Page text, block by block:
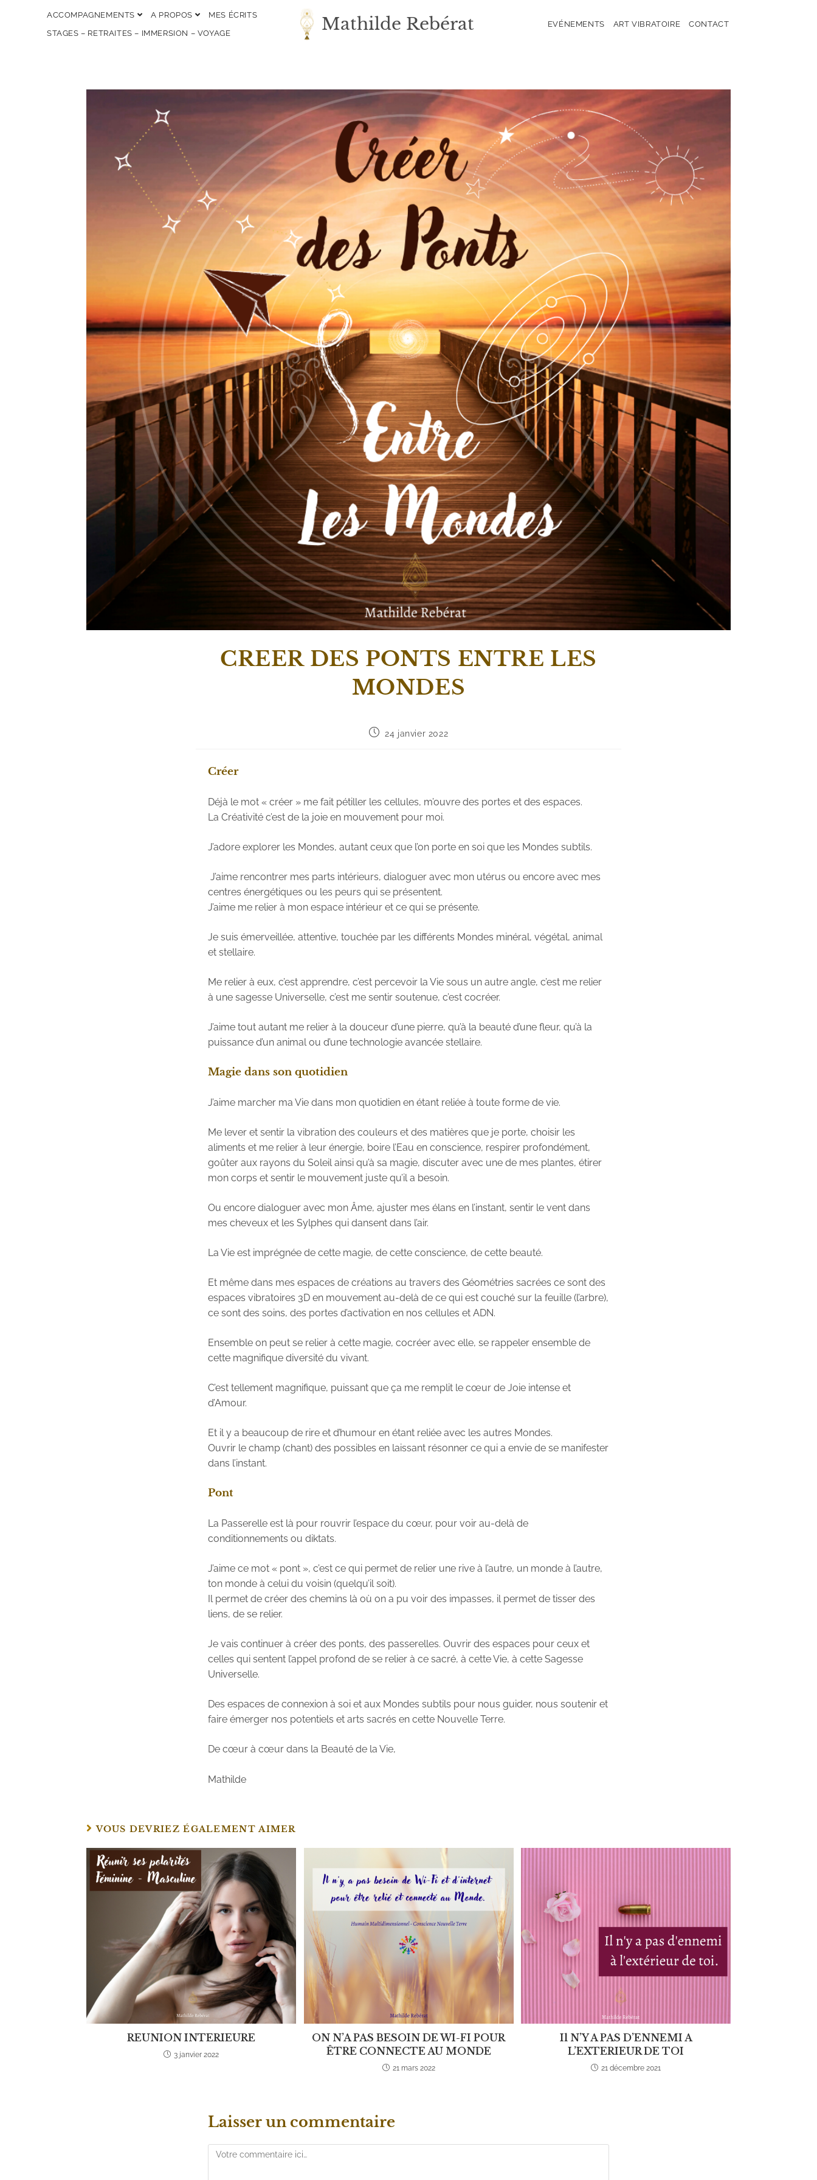
ACCOMPAGNEMENTS A PROPOS
MES ÉCRITS
STAGES – RETRAITES – IMMERSION – VOYAGE
Mathilde Rebérat EVÉNEMENTS ART VIBRATOIRE CONTACT
CREER DES PONTS ENTRE LES
MONDES
24 janvier 2022
Créer
Déjà le mot « créer » me fait pétiller les cellules, m’ouvre des portes et des espaces.
La Créativité c’est de la joie en mouvement pour moi.
J’adore explorer les Mondes, autant ceux que l’on porte en soi que les Mondes subtils.
J’aime rencontrer mes parts intérieurs, dialoguer avec mon utérus ou encore avec mes
centres énergétiques ou les peurs qui se présentent.
J’aime me relier à mon espace intérieur et ce qui se présente.
Je suis émerveillée, attentive, touchée par les différents Mondes minéral, végétal, animal
et stellaire.
Me relier à eux, c’est apprendre, c’est percevoir la Vie sous un autre angle, c’est me relier
à une sagesse Universelle, c’est me sentir soutenue, c’est cocréer.
J’aime tout autant me relier à la douceur d’une pierre, qu’à la beauté d’une fleur, qu’à la
puissance d’un animal ou d’une technologie avancée stellaire.
Magie dans son quotidien
J’aime marcher ma Vie dans mon quotidien en étant reliée à toute forme de vie.
Me lever et sentir la vibration des couleurs et des matières que je porte, choisir les
aliments et me relier à leur énergie, boire l’Eau en conscience, respirer profondément,
goûter aux rayons du Soleil ainsi qu’à sa magie, discuter avec une de mes plantes, étirer
mon corps et sentir le mouvement juste qu’il a besoin.
Ou encore dialoguer avec mon Âme, ajuster mes élans en l’instant, sentir le vent dans
mes cheveux et les Sylphes qui dansent dans l’air.
La Vie est imprégnée de cette magie, de cette conscience, de cette beauté.
Et même dans mes espaces de créations au travers des Géométries sacrées ce sont des
espaces vibratoires 3D en mouvement au-delà de ce qui est couché sur la feuille (l’arbre),
ce sont des soins, des portes d’activation en nos cellules et ADN.
Ensemble on peut se relier à cette magie, cocréer avec elle, se rappeler ensemble de
cette magnifique diversité du vivant.
C’est tellement magnifique, puissant que ça me remplit le cœur de Joie intense et
d’Amour.
Et il y a beaucoup de rire et d’humour en étant reliée avec les autres Mondes.
Ouvrir le champ (chant) des possibles en laissant résonner ce qui a envie de se manifester
dans l’instant.
Pont
La Passerelle est là pour rouvrir l’espace du cœur, pour voir au-delà de
conditionnements ou diktats.
J’aime ce mot « pont », c’est ce qui permet de relier une rive à l’autre, un monde à l’autre,
ton monde à celui du voisin (quelqu’il soit).
Il permet de créer des chemins là où on a pu voir des impasses, il permet de tisser des
liens, de se relier.
Je vais continuer à créer des ponts, des passerelles. Ouvrir des espaces pour ceux et
celles qui sentent l’appel profond de se relier à ce sacré, à cette Vie, à cette Sagesse
Universelle.
Des espaces de connexion à soi et aux Mondes subtils pour nous guider, nous soutenir et
faire émerger nos potentiels et arts sacrés en cette Nouvelle Terre.
De cœur à cœur dans la Beauté de la Vie,
Mathilde
VOUS DEVRIEZ ÉGALEMENT AIMER
REUNION INTERIEURE
3 janvier 2022
ON N’A PAS BESOIN DE WI-FI POUR
ÊTRE CONNECTE AU MONDE
21 mars 2022
Il N’Y A PAS D’ENNEMI A
L’EXTERIEUR DE TOI
21 décembre 2021
Laisser un commentaire